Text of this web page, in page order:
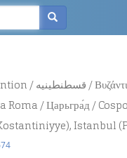
/ Царьгра́д /
Istanbul